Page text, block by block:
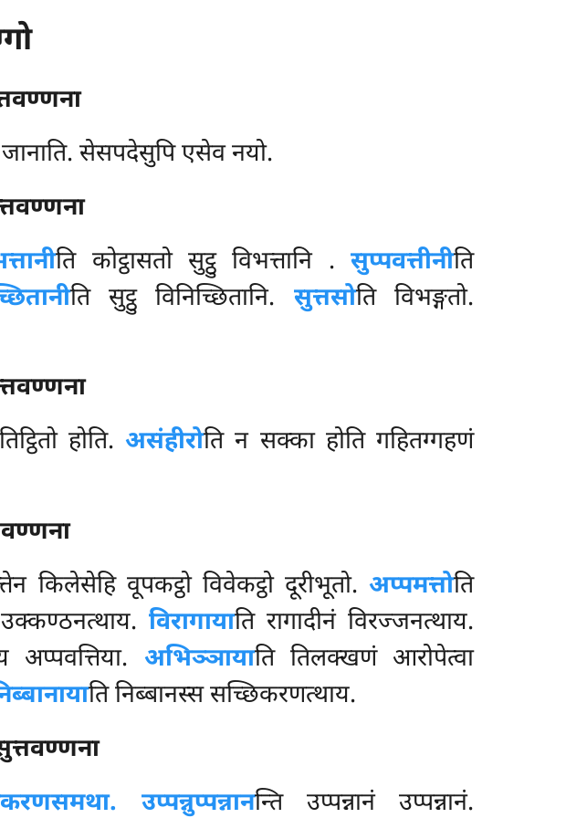
सेसपदेसुपि एसेव नयो.
ति कोट्ठासतो सुट्ठु विभत्तानि .सुप्पवत्तीनीति
ति सुट्ठु विनिच्छितानि. सुत्तसोति विभङ्गतो.
होति. असंहीरोति न सक्का होति गहितग्गहणं
किलेसेहि वूपकट्ठो विवेकट्ठो दूरीभूतो. अप्पमत्तोति
उक्कण्ठनत्थाय.विरागायाति रागादीनं विरज्जनत्थाय.
अभिञ्ञायाति तिलक्खणं आरोपेत्वा
ति निब्बानस्स सच्छिकरणत्थाय.
उप्पन्नुप्पन्नानन्ति उप्पन्नानं उप्पन्नानं.